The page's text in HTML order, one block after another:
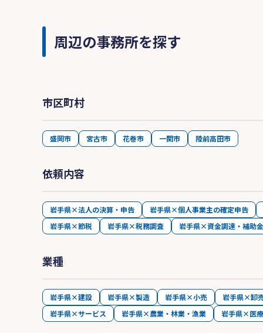
周辺の事務所を探す
市区町村
盛岡市 宮古市 花巻市 一関市 陸前高田市
依頼内容
岩手県×法人の決算・申告
岩手県×個人事業主の確定申告
岩手県×節税
岩手県×税務調査 岩手県×資金調達・補助
業種
岩手県×建設 岩手県×製造 岩手県×小売
岩手県×卸
岩手県×サービス
岩手県×農業・林業・漁業 岩手県×医